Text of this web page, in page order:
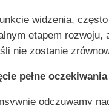
widzenia,
etapem rozwoju,
nie zostanie
pełne oczekiwania
odczuwamy